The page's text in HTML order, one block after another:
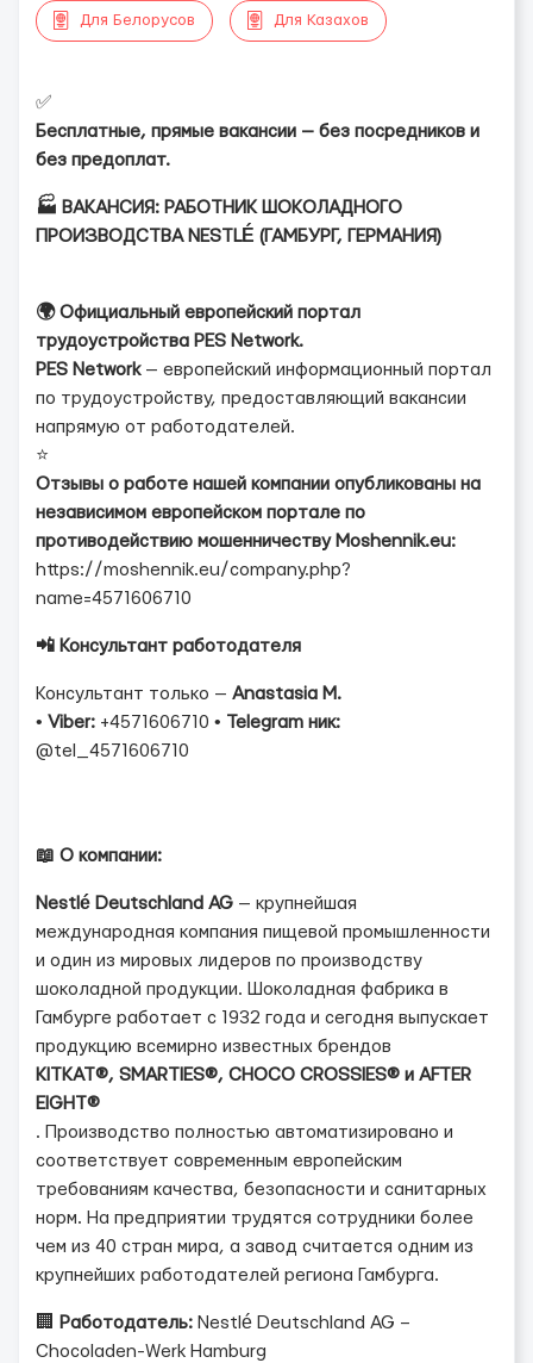
Для Белорусов Для Казахов
✅
Бесплатные, прямые вакансии — без посредников и
без предоплат.
🏭 ВАКАНСИЯ: РАБОТНИК ШОКОЛАДНОГО
ПРОИЗВОДСТВА NESTLÉ (ГАМБУРГ, ГЕРМАНИЯ)
🌍 Официальный европейский портал
трудоустройства PES Network.
PES Network— европейский информационный портал
по трудоустройству, предоставляющий вакансии
напрямую от работодателей.
⭐
Отзывы о работе нашей компании опубликованы на
независимом европейском портале по
противодействию мошенничеству Moshennik.eu:
https://moshennik.eu/company.php?
name=4571606710
📲 Консультант работодателя
Консультант только — Anastasia M.
• Viber: +4571606710 •
Telegram ник:
@tel_4571606710
📖 О компании:
Nestlé Deutschland AG — крупнейшая
международная компания пищевой промышленности
и один из мировых лидеров по производству
шоколадной продукции. Шоколадная фабрика в
Гамбурге работает с 1932 года и сегодня выпускает
продукцию всемирно известных брендов
KITKAT®, SMARTIES®, CHOCO CROSSIES® и AFTER
EIGHT®
. Производство полностью автоматизировано и
соответствует современным европейским
требованиям качества, безопасности и санитарных
норм. На предприятии трудятся сотрудники более
чем из 40 стран мира, а завод считается одним из
крупнейших работодателей региона Гамбурга.
🏢 Работодатель: Nestlé Deutschland AG –
Chocoladen-Werk Hamburg